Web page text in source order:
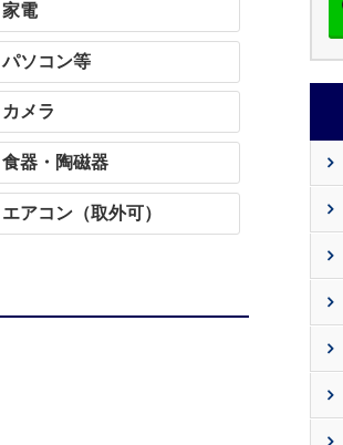
家電
パソコン等
カメラ
食器・陶磁器
エアコン（取外可）